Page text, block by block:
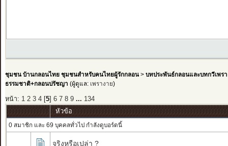
ชุมชน บ้านกลอนไทย ชุมชนสำหรับคนไทยผู้รักกลอน> บทประพันธ์กลอนและบทกวีเพรา
ธรรมชาติ+กลอนปรัชญา (ผู้ดูแล: เพรางาย)
หน้า: 1 2 3 4[ 5] 6 7 8 9 ... 134
หัวข้อ
0 สมาชิก และ 69 บุคคลทั่วไป กำลังดูบอร์ดนี้
จริงหรือเปล่า ?